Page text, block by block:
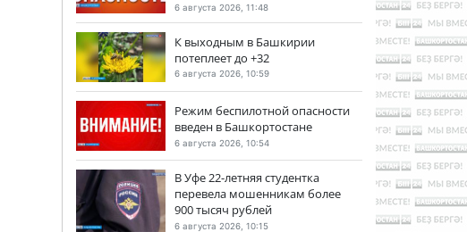
6 августа 2026, 11:48
К выходным в Башкирии
потеплеет до +32
6 августа 2026, 10:59
Режим беспилотной опасности
введен в Башкортостане
6 августа 2026, 10:54
В Уфе 22-летняя студентка
перевела мошенникам более
900 тысяч рублей
6 августа 2026, 10:15